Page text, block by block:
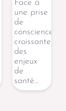
Face à
une prise
de
conscience
croissante
des
enjeux
de
santé…